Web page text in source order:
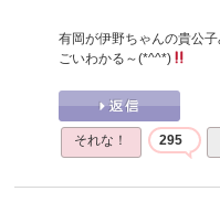
有岡が伊野ちゃんの貴公
ごいわかる～(*^^*)
それな！ 295